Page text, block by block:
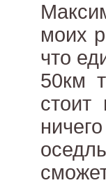
моих
что
50км
стоит